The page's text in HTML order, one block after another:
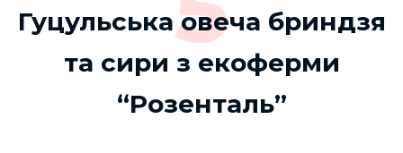
Гуцульська овеча бриндзя
та сири з екоферми
“Розенталь”